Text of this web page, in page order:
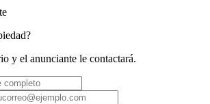
y el anunciante le contactará.